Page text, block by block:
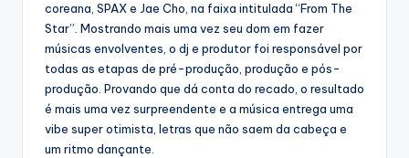
coreana, SPAX e Jae Cho, na faixa intitulada “From The
Star”. Mostrando mais uma vez seu dom em fazer
músicas envolventes, o dj e produtor foi responsável por
todas as etapas de pré-produção, produção e pós-
produção. Provando que dá conta do recado, o resultado
é mais uma vez surpreendente e a música entrega uma
vibe super otimista, letras que não saem da cabeça e
um ritmo dançante.